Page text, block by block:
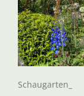
Schaugarten_